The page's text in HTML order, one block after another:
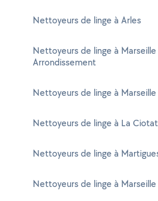
Nettoyeurs de linge à Arles
Nettoyeurs de linge à Marseille
Arrondissement
Nettoyeurs de linge à
Nettoyeurs de linge à La Ciotat
Nettoyeurs de linge à
Nettoyeurs de linge à